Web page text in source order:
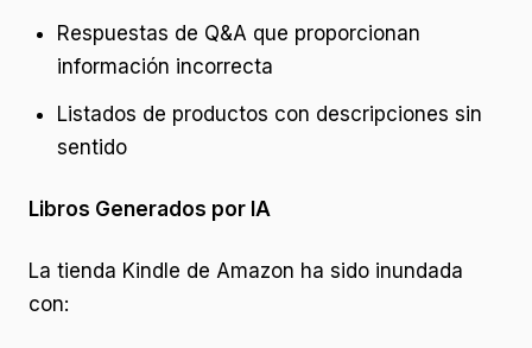
Respuestas de Q&A que proporcionan
información incorrecta
Listados de productos con descripciones sin
sentido
Libros Generados por IA
La tienda Kindle de Amazon ha sido inundada
con: